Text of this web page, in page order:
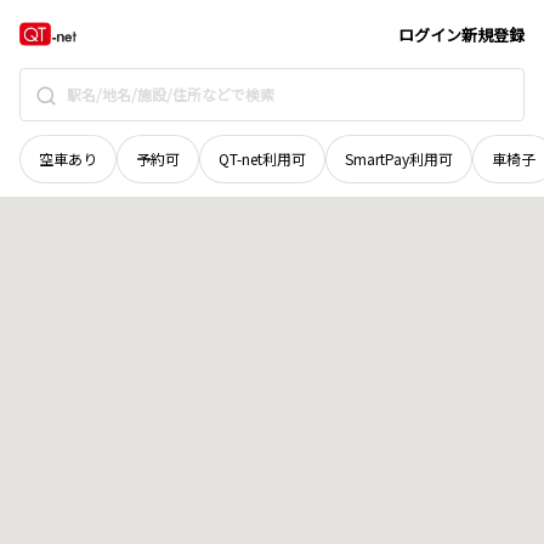
ログイン新規登録
空車あり 予約可 QT-net利用可 SmartPay利用可 車椅子
宮城県